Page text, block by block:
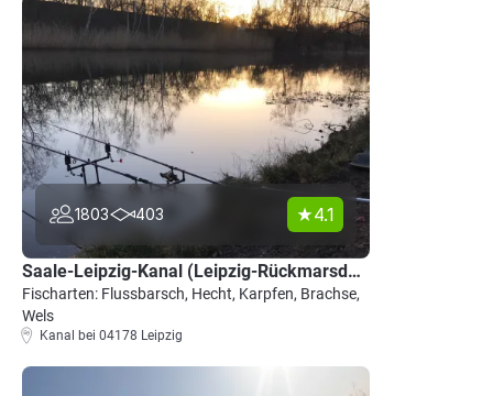
1803 403 4.1
Saale-Leipzig-Kanal (Leipzig-Rückmarsdorf)
Fischarten: Flussbarsch, Hecht, Karpfen, Brachse,
Wels
Kanal bei 04178 Leipzig